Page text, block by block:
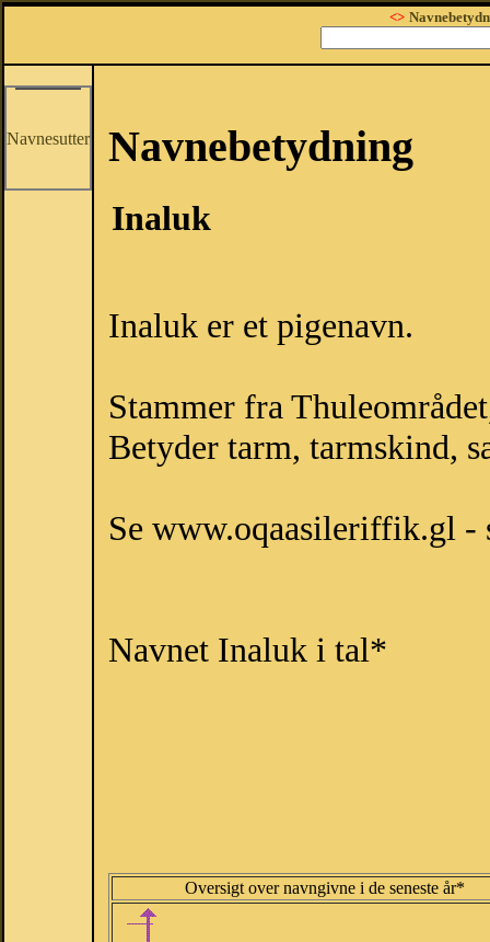
<>
Navnesutter Navnebetydning
Inaluk
Inaluk er et pigenavn.
Stammer fra
Betyder tarm, tarmskind,
Se www.oqaasileriffik.gl -
Navnet Inaluk i tal*
Oversigt over navngivne i de seneste år*